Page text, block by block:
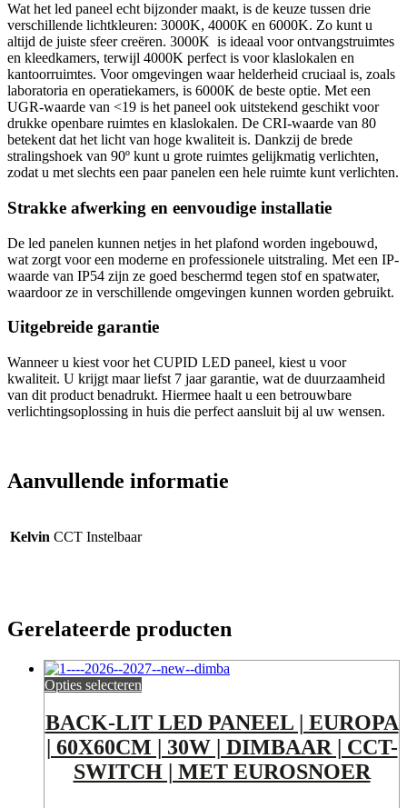
Wat het led paneel echt bijzonder maakt, is de keuze tussen drie
verschillende lichtkleuren: 3000K, 4000K en 6000K. Zo kunt u
altijd de juiste sfeer creëren. 3000K is ideaal voor ontvangstruimtes
en kleedkamers, terwijl 4000K perfect is voor klaslokalen en
kantoorruimtes. Voor omgevingen waar helderheid cruciaal is, zoals
laboratoria en operatiekamers, is 6000K de beste optie. Met een
UGR-waarde van <19 is het paneel ook uitstekend geschikt voor
drukke openbare ruimtes en klaslokalen. De CRI-waarde van 80
betekent dat het licht van hoge kwaliteit is. Dankzij de brede
stralingshoek van 90º kunt u grote ruimtes gelijkmatig verlichten,
zodat u met slechts een paar panelen een hele ruimte kunt verlichten.
Strakke afwerking en eenvoudige installatie
De led panelen kunnen netjes in het plafond worden ingebouwd,
wat zorgt voor een moderne en professionele uitstraling. Met een IP-
waarde van IP54 zijn ze goed beschermd tegen stof en spatwater,
waardoor ze in verschillende omgevingen kunnen worden gebruikt.
Uitgebreide garantie
Wanneer u kiest voor het CUPID LED paneel, kiest u voor
kwaliteit. U krijgt maar liefst 7 jaar garantie, wat de duurzaamheid
van dit product benadrukt. Hiermee haalt u een betrouwbare
verlichtingsoplossing in huis die perfect aansluit bij al uw wensen.
Aanvullende informatie
Kelvin CCT Instelbaar
Gerelateerde producten
Opties selecteren
BACK-LIT LED PANEEL | EUROPA
| 60X60CM | 30W | DIMBAAR | CCT-
SWITCH | MET EUROSNOER